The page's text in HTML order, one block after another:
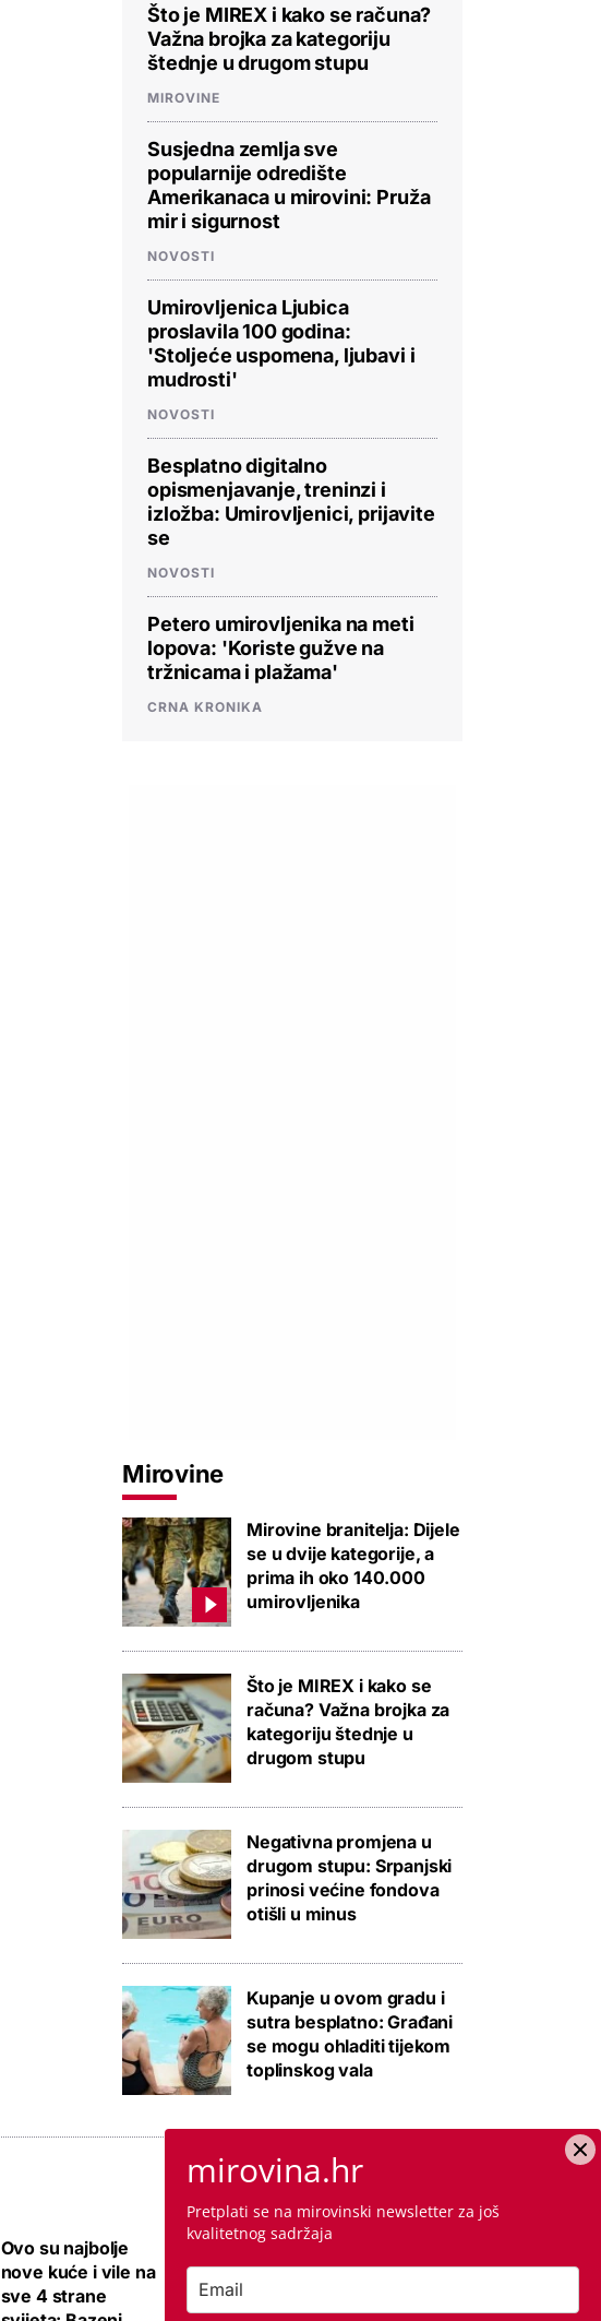
Što je MIREX i kako se računa?
Važna brojka za kategoriju
štednje u drugom stupu
MIROVINE
Susjedna zemlja sve
popularnije odredište
Amerikanaca u mirovini: Pruža
mir i sigurnost
NOVOSTI
Umirovljenica Ljubica
proslavila 100 godina:
'Stoljeće uspomena, ljubavi i
mudrosti'
NOVOSTI
Besplatno digitalno
opismenjavanje, treninzi i
izložba: Umirovljenici, prijavite
se
NOVOSTI
Petero umirovljenika na meti
lopova: 'Koriste gužve na
tržnicama i plažama'
CRNA KRONIKA
Mirovine
Mirovine branitelja: Dijele
se u dvije kategorije, a
prima ih oko 140.000
umirovljenika
Što je MIREX i kako se
računa? Važna brojka za
kategoriju štednje u
drugom stupu
Negativna promjena u
drugom stupu: Srpanjski
prinosi većine fondova
otišli u minus
Kupanje u ovom gradu i
sutra besplatno: Građani
se mogu ohladiti tijekom
toplinskog vala
Ovo su najbolje
nove kuće i vile na
sve 4 strane
Nema više 'sin mi
se ženi pa izađi iz
mirovina.hr
Pretplati se na mirovinski newsletter za još
kvalitetnog sadržaja